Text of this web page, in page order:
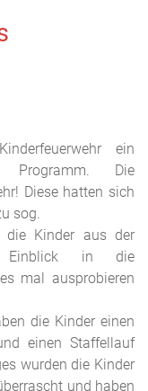
ein
Programm. Die
Diese hatten sich
sog.
die Kinder aus der
Einblick in die
mal ausprobieren
die Kinder einen
einen Staffellauf
wurden die Kinder
und haben